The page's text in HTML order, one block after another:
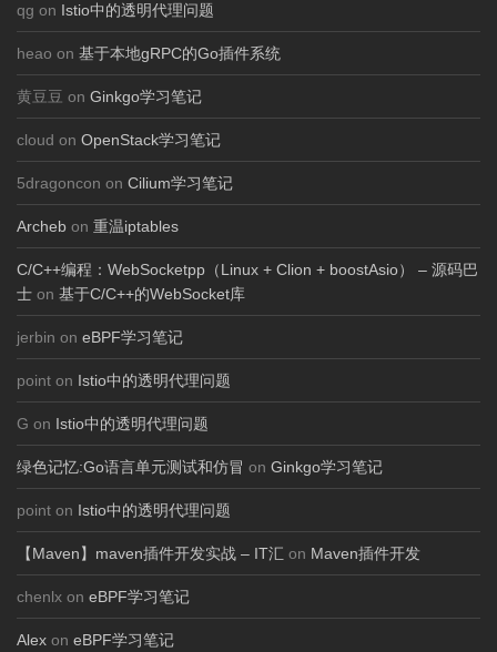
qg on Istio中的透明代理问题
heao on 基于本地gRPC的Go插件系统
黄豆豆 on Ginkgo学习笔记
cloud on OpenStack学习笔记
5dragoncon on Cilium学习笔记
Archeb on 重温iptables
C/C++编程：WebSocketpp（Linux + Clion + boostAsio） – 源码巴
士 on 基于C/C++的WebSocket库
jerbin on eBPF学习笔记
point on Istio中的透明代理问题
G on Istio中的透明代理问题
绿色记忆:Go语言单元测试和仿冒 on Ginkgo学习笔记
point on Istio中的透明代理问题
【Maven】maven插件开发实战 – IT汇 on Maven插件开发
chenlx on eBPF学习笔记
Alex on eBPF学习笔记